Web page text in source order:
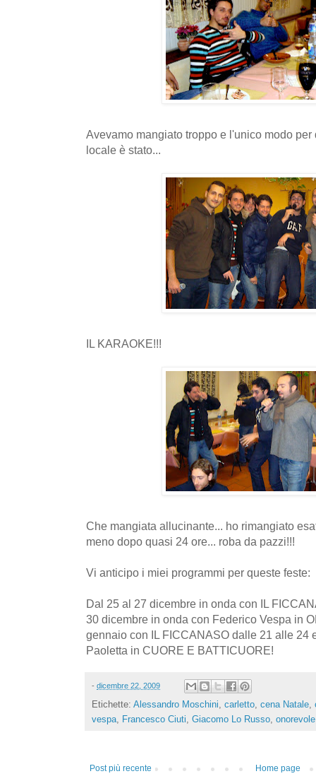
Avevamo mangiato troppo e l'unico modo
locale è stato...
IL KARAOKE!!!
Che mangiata allucinante... ho rimangiato
meno dopo quasi 24 ore... roba da pazzi!!!
Vi anticipo i miei programmi per queste feste:
Dal 25 al 27 dicembre in onda con IL
30 dicembre in onda con Federico Vespa in
gennaio con IL FICCANASO dalle 21 alle 24
Paoletta in CUORE E BATTICUORE!
- dicembre 22, 2009
Etichette: Alessandro Moschini, carletto, cena Natale,
vespa, Francesco Ciuti, Giacomo Lo Russo,
Post più recente Home page